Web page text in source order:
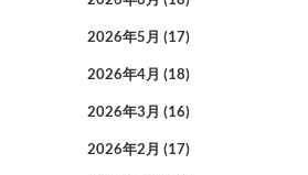
2026年5月 (17)
2026年4月 (18)
2026年3月 (16)
2026年2月 (17)